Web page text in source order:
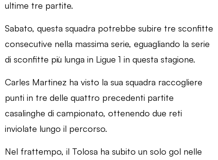
ultime tre partite.
Sabato, questa squadra potrebbe subire tre sconfitte
consecutive nella massima serie, eguagliando la serie
di sconfitte più lunga in Ligue 1 in questa stagione.
Carles Martinez ha visto la sua squadra raccogliere
punti in tre delle quattro precedenti partite
casalinghe di campionato, ottenendo due reti
inviolate lungo il percorso.
Nel frattempo, il Tolosa ha subito un solo gol nelle